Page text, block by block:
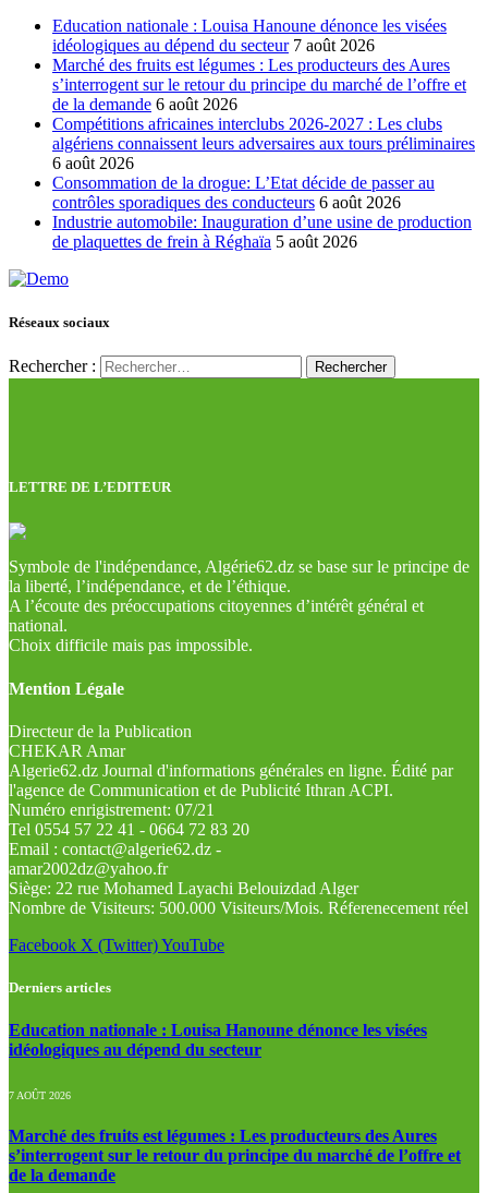
Education nationale : Louisa Hanoune dénonce les visées
idéologiques au dépend du secteur 7 août 2026
Marché des fruits est légumes : Les producteurs des Aures
s’interrogent sur le retour du principe du marché de l’offre et
de la demande 6 août 2026
Compétitions africaines interclubs 2026-2027 : Les clubs
algériens connaissent leurs adversaires aux tours préliminaires
6 août 2026
Consommation de la drogue: L’Etat décide de passer au
contrôles sporadiques des conducteurs 6 août 2026
Industrie automobile: Inauguration d’une usine de production
de plaquettes de frein à Réghaïa 5 août 2026
Réseaux sociaux
Rechercher :
LETTRE DE L’EDITEUR
Symbole de l'indépendance, Algérie62.dz se base sur le principe de
la liberté, l’indépendance, et de l’éthique.
A l’écoute des préoccupations citoyennes d’intérêt général et
national.
Choix difficile mais pas impossible.
Mention Légale
Directeur de la Publication
CHEKAR Amar
Algerie62.dz Journal d'informations générales en ligne. Édité par
l'agence de Communication et de Publicité Ithran ACPI.
Numéro enrigistrement: 07/21
Tel 0554 57 22 41 - 0664 72 83 20
Email : contact@algerie62.dz -
amar2002dz@yahoo.fr
Siège: 22 rue Mohamed Layachi Belouizdad Alger
Nombre de Visiteurs: 500.000 Visiteurs/Mois. Réferenecement réel
Facebook X (Twitter)YouTube
Derniers articles
Education nationale : Louisa Hanoune dénonce les visées
idéologiques au dépend du secteur
7 AOÛT 2026
Marché des fruits est légumes : Les producteurs des Aures
s’interrogent sur le retour du principe du marché de l’offre et
de la demande